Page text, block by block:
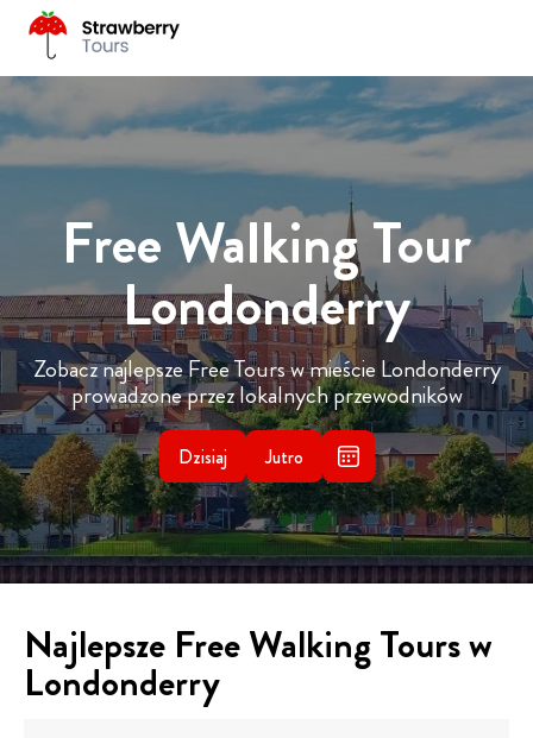
Free Walking Tour
Londonderry
Zobacz najlepsze Free Tours w mieście Londonderry
prowadzone przez lokalnych przewodników
Dzisiaj Jutro
Najlepsze Free Walking Tours w
Londonderry